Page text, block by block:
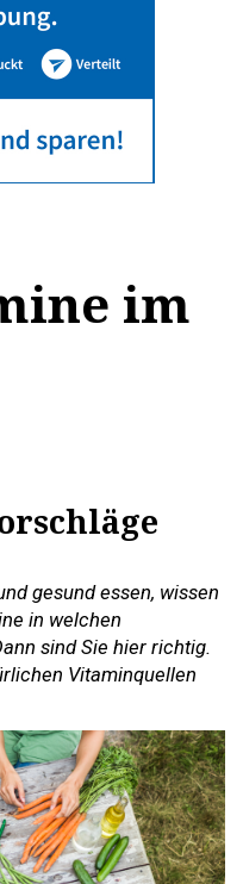
im
gesund essen, wissen
in welchen
sind Sie hier richtig.
Vitaminquellen